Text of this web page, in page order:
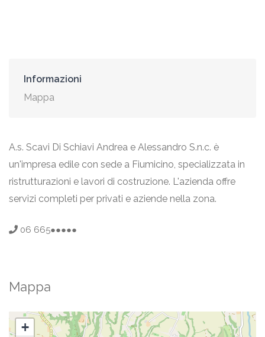
Informazioni
Mappa
A.s. Scavi Di Schiavi Andrea e Alessandro S.n.c. è
un'impresa edile con sede a Fiumicino, specializzata in
ristrutturazioni e lavori di costruzione. L'azienda offre
servizi completi per privati e aziende nella zona.
06 665●●●●●
Mappa
+